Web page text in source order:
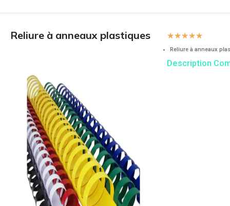
Reliure à anneaux plastiques ☆☆☆☆☆
Reliure à anneaux
Description